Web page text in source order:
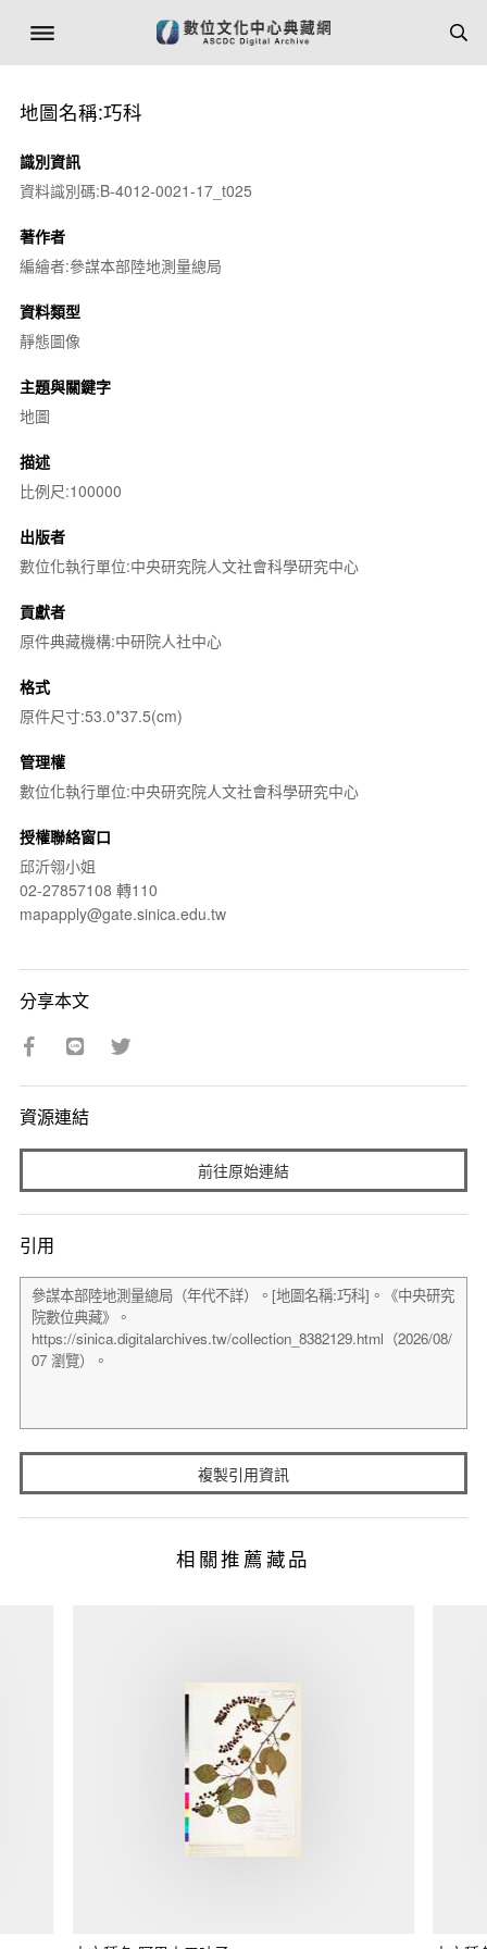
地圖名稱:巧科
識別資訊
資料識別碼:B-4012-0021-17_t025
著作者
編繪者:參謀本部陸地測量總局
資料類型
靜態圖像
主題與關鍵字
地圖
描述
比例尺:100000
出版者
數位化執行單位:中央研究院人文社會科學研究中心
貢獻者
原件典藏機構:中研院人社中心
格式
原件尺寸:53.0*37.5(cm)
管理權
數位化執行單位:中央研究院人文社會科學研究中心
授權聯絡窗口
邱沂翎小姐
02-27857108 轉110
mapapply@gate.sinica.edu.tw
分享本文
資源連結
前往原始連結
引用
複製引用資訊
相關推薦藏品